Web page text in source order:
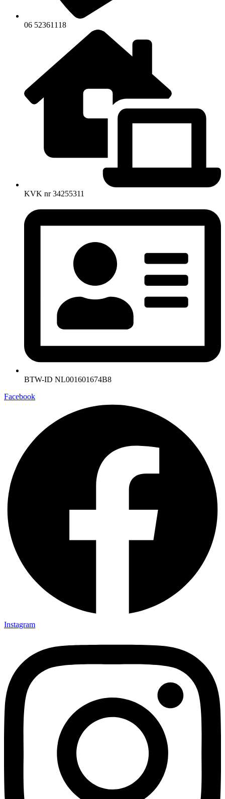
06 52361118
KVK nr 34255311
BTW-ID NL001601674B8
Facebook
Instagram